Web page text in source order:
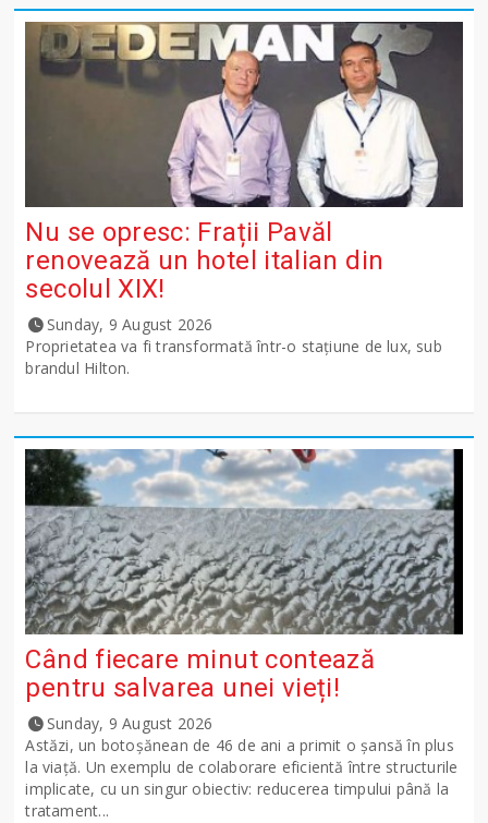
Nu se opresc: Frații Pavăl
renovează un hotel italian din
secolul XIX!
Sunday, 9 August 2026
Proprietatea va fi transformată într-o stațiune de lux, sub
brandul Hilton.
Când fiecare minut contează
pentru salvarea unei vieți!
Sunday, 9 August 2026
Astăzi, un botoșănean de 46 de ani a primit o șansă în plus
la viață. Un exemplu de colaborare eficientă între structurile
implicate, cu un singur obiectiv: reducerea timpului până la
tratament...